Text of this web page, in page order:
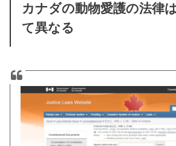
カナダの動物愛護の法律
て異なる